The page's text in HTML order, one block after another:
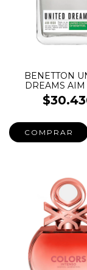
BENETTON
DREAMS AIM
COMPRAR